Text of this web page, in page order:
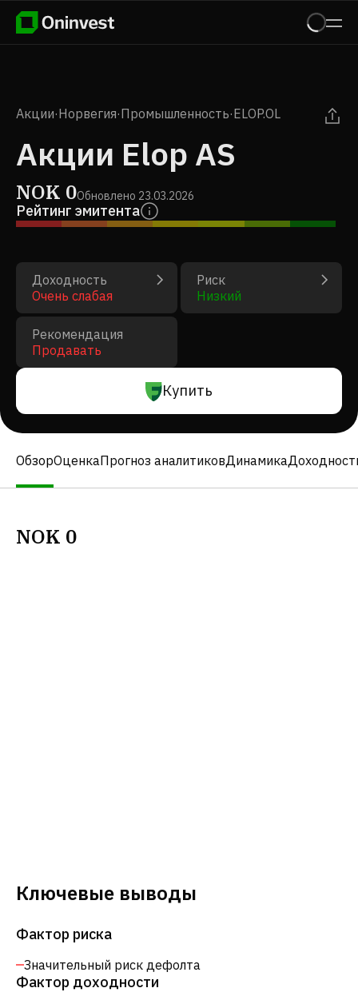
Акции·Норвегия·Промышленность·ELOP.OL
Акции Elop AS
NOK 0Обновлено 23.03.2026
Рейтинг эмитента
Доходность
Очень слабая
Риск
Низкий
Рекомендация
Продавать
Купить
ОбзорОценкаПрогноз аналитиковДинамика
NOK 0
Ключевые выводы
Фактор риска
Значительный риск дефолта
Фактор доходности